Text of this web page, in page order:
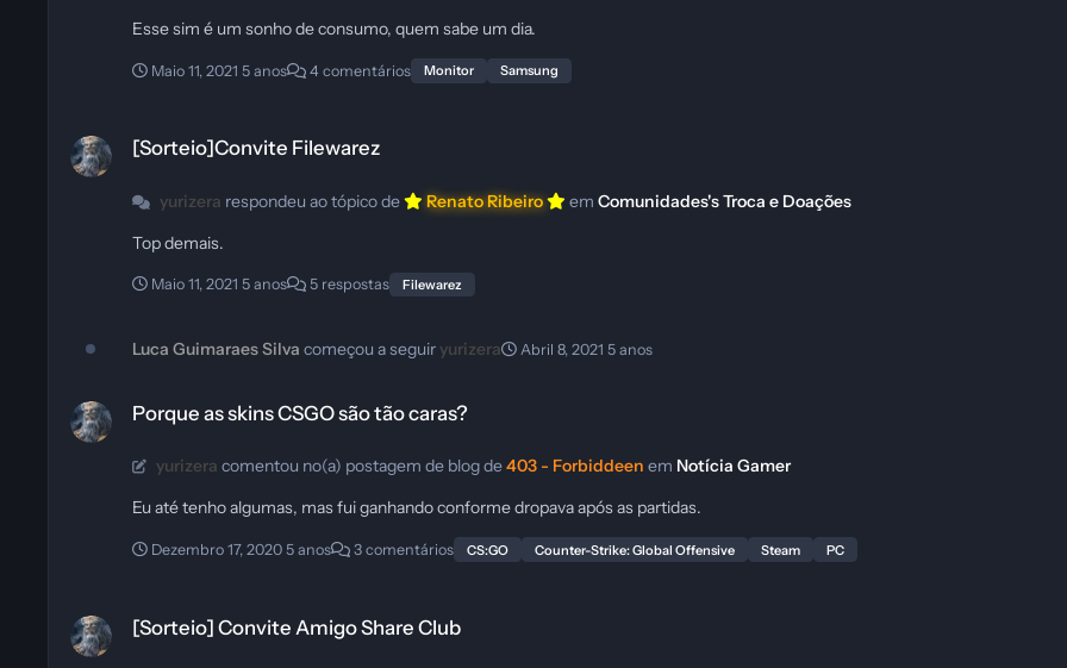
Esse sim é um sonho de consumo, quem sabe um dia.
Maio 11, 2021 5 anos 4 comentários Monitor Samsung
[Sorteio]Convite Filewarez
yurizera respondeu ao tópico de Renato Ribeiro em Comunidades's Troca e Doações
Top demais.
Maio 11, 2021 5 anos 5 respostas Filewarez
Luca Guimaraes Silva começou a seguir yurizera Abril 8, 2021 5 anos
Porque as skins CSGO são tão caras?
yurizera comentou no(a) postagem de blog de403 - Forbiddeen em Notícia Gamer
Eu até tenho algumas, mas fui ganhando conforme dropava após as partidas.
Dezembro 17, 2020 5 anos 3 comentários CS:GO Counter-Strike: Global Offensive Steam PC
[Sorteio] Convite Amigo Share Club